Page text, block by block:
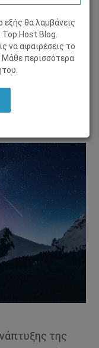
Κατσαντώνη
της
εξής θα λαμβάνεις
Τοp.Host Blog.
να αφαιρέσεις το
περισσότερα
.